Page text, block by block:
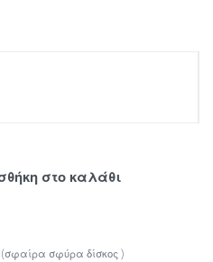
στο καλάθι
(σφαίρα σφύρα δίσκος )